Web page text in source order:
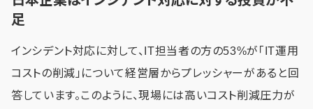
足
インシデント対応に対して、IT担当者の方の53%が「IT運用
コストの削減」について経営層からプレッシャーがあると回
答しています。このように、現場には高いコスト削減圧力が